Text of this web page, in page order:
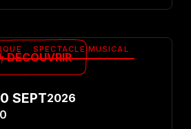
SPECTACLE MUSICAL
SEPT2026
DÉCOUVRIR